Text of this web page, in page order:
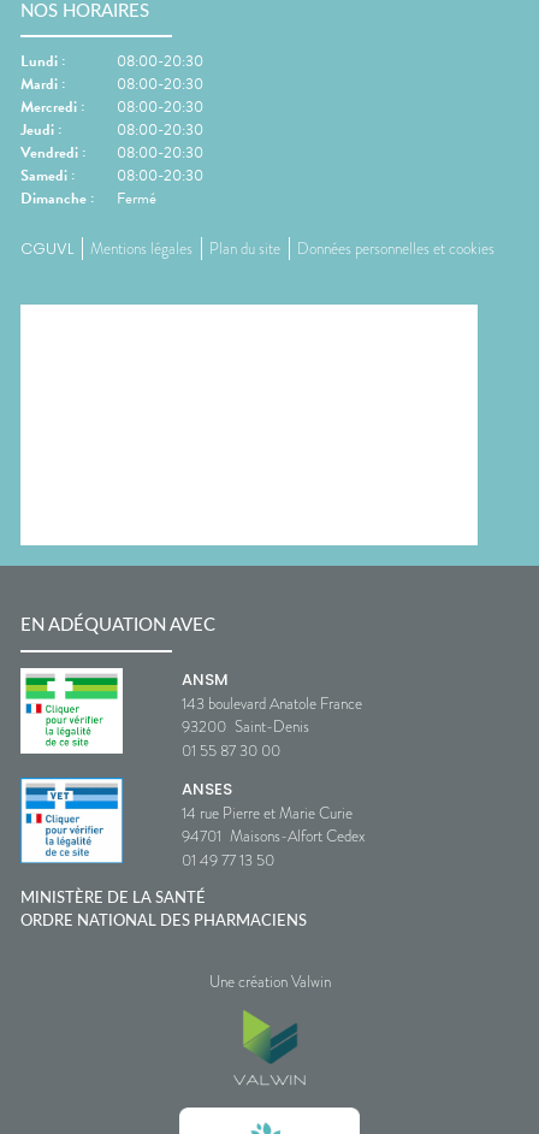
NOS HORAIRES
Lundi :
08:00-20:30
Mardi :
08:00-20:30
Mercredi :
08:00-20:30
Jeudi :
08:00-20:30
Vendredi :
08:00-20:30
Samedi :
08:00-20:30
Dimanche : Fermé
CGUVL Mentions légales Plan du site Données personnelles et cookies
EN ADÉQUATION AVEC
ANSM
143 boulevard Anatole France
93200 Saint-Denis
01 55 87 30 00
ANSES
14 rue Pierre et Marie Curie
94701 Maisons-Alfort Cedex
01 49 77 13 50
MINISTÈRE DE LA SANTÉ
ORDRE NATIONAL DES PHARMACIENS
Une création Valwin